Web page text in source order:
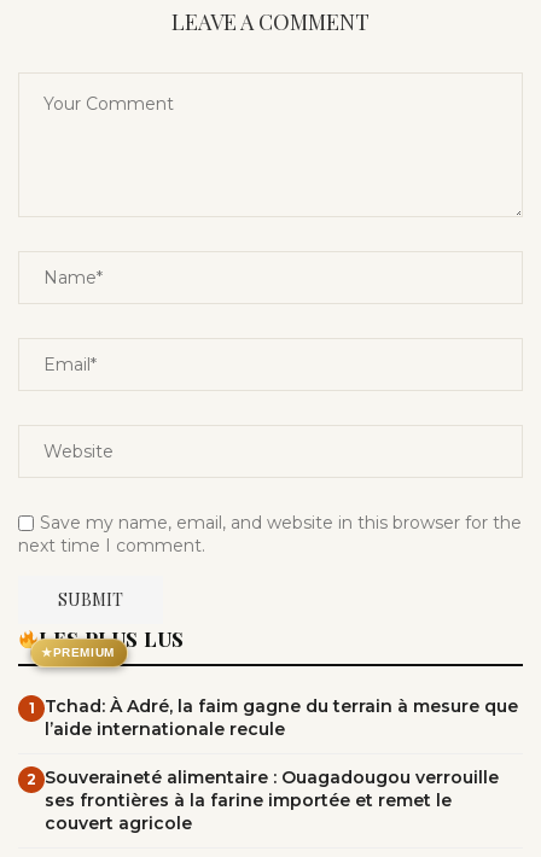
LEAVE A COMMENT
Save my name, email, and website in this browser for the
next time I comment.
★ PREMIUM
LES PLUS LUS
1
Tchad: À Adré, la faim gagne du terrain à mesure que
l’aide internationale recule
2 Souveraineté alimentaire : Ouagadougou verrouille
ses frontières à la farine importée et remet le
couvert agricole